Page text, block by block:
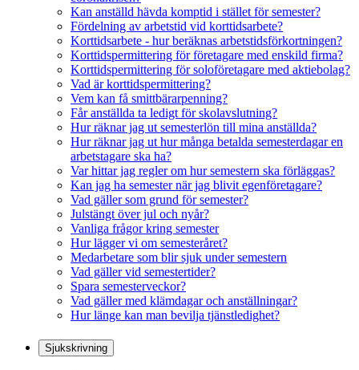
Kan anställd hävda komptid i stället för semester?
Fördelning av arbetstid vid korttidsarbete?
Korttidsarbete - hur beräknas arbetstidsförkortningen?
Korttidspermittering för företagare med enskild firma?
Korttidspermittering för soloföretagare med aktiebolag?
Vad är korttidspermittering?
Vem kan få smittbärarpenning?
Får anställda ta ledigt för skolavslutning?
Hur räknar jag ut semesterlön till mina anställda?
Hur räknar jag ut hur många betalda semesterdagar en
arbetstagare ska ha?
Var hittar jag regler om hur semestern ska förläggas?
Kan jag ha semester när jag blivit egenföretagare?
Vad gäller som grund för semester?
Julstängt över jul och nyår?
Vanliga frågor kring semester
Hur lägger vi om semesteråret?
Medarbetare som blir sjuk under semestern
Vad gäller vid semestertider?
Spara semesterveckor?
Vad gäller med klämdagar och anställningar?
Hur länge kan man bevilja tjänstledighet?
Sjukskrivning